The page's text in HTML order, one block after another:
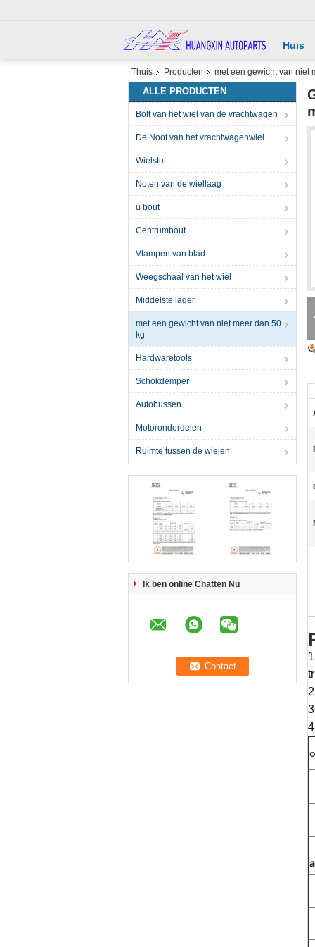
Huis
Thuis Producten met een gewicht van niet
ALLE PRODUCTEN
Bolt van het wiel van de vrachtwagen
De Noot van het vrachtwagenwiel
Wielstut
Noten van de wiellaag
u bout
Centrumbout
Vlampen van blad
Weegschaal van het wiel
Middelste lager
met een gewicht van niet meer dan 50
kg
Hardwaretools
Schokdemper
Autobussen
Motoronderdelen
Ruimte tussen de wielen
Ik ben online Chatten Nu